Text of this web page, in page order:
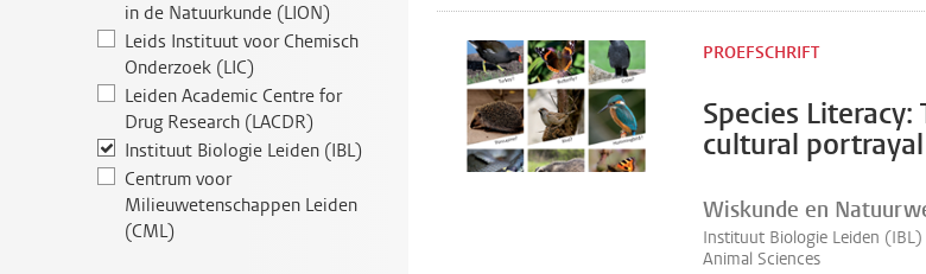
in de Natuurkunde (LION)
Leids Instituut voor Chemisch
Onderzoek (LIC)
Leiden Academic Centre for
Drug Research (LACDR)
Instituut Biologie Leiden (IBL)
Centrum voor
Milieuwetenschappen Leiden
(CML)
Species
cultural
PROEFSCHRIFT
Wiskunde en
Instituut Biologie Leiden (IBL)
Animal Sciences